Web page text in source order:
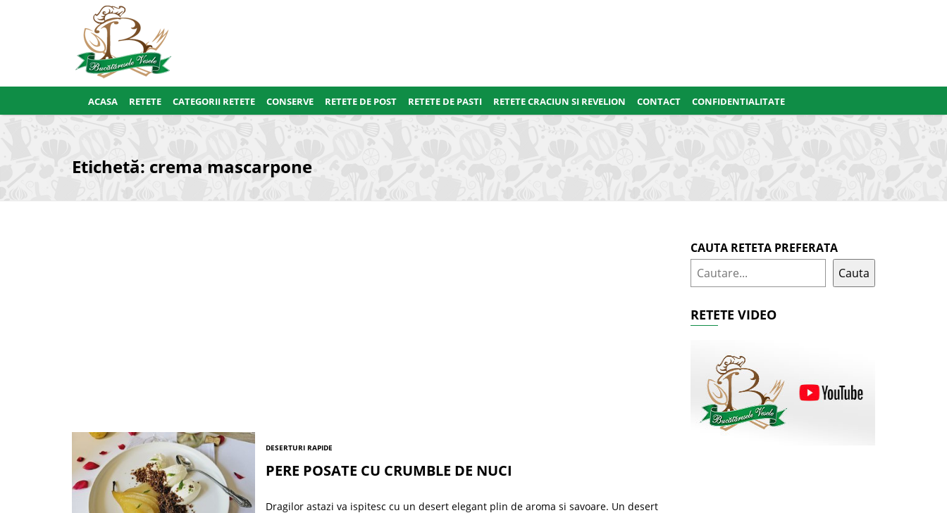
ACASA RETETE CATEGORII RETETE CONSERVE RETETE DE POST RETETE DE PASTI RETETE CRACIUN SI REVELION CONTACT CONFIDENTIALITATE
Etichetă: crema mascarpone
DESERTURI RAPIDE
PERE POSATE CU CRUMBLE DE NUCI
Dragilor astazi va ispitesc cu un desert elegant plin de aroma si savoare. Un desert
CAUTA RETETA PREFERATA
Cauta
RETETE VIDEO